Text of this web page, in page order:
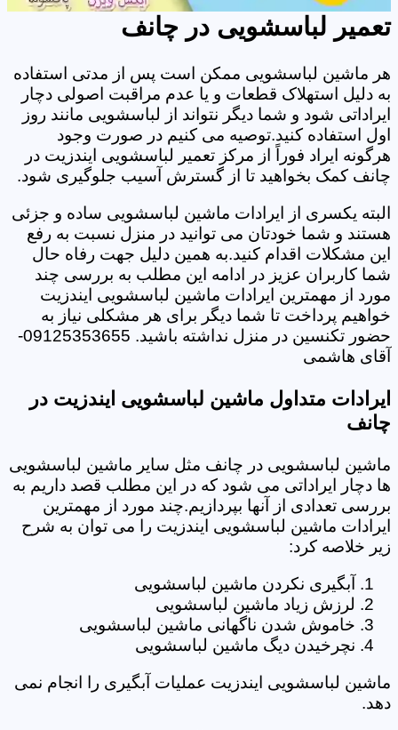
تعمیر لباسشویی در چانف
هر ماشین لباسشویی ممکن است پس از مدتی استفاده
به دلیل استهلاک قطعات و یا عدم مراقبت اصولی دچار
ایراداتی شود و شما دیگر نتواند از لباسشویی مانند روز
اول استفاده کنید.توصیه می کنیم در صورت وجود
هرگونه ایراد فوراً از مرکز تعمیر لباسشویی ایندزیت در
چانف کمک بخواهید تا از گسترش آسیب جلوگیری شود.
البته یکسری از ایرادات ماشین لباسشویی ساده و جزئی
هستند و شما خودتان می توانید در منزل نسبت به رفع
این مشکلات اقدام کنید.به همین دلیل جهت رفاه حال
شما کاربران عزیز در ادامه این مطلب به بررسی چند
مورد از مهمترین ایرادات ماشین لباسشویی ایندزیت
خواهیم پرداخت تا شما دیگر برای هر مشکلی نیاز به
حضور تکنسین در منزل نداشته باشید. 09125353655-
آقای هاشمی
ایرادات متداول ماشین لباسشویی ایندزیت در
چانف
ماشین لباسشویی در چانف مثل سایر ماشین لباسشویی
ها دچار ایراداتی می شود که در این مطلب قصد داریم به
بررسی تعدادی از آنها بپردازیم.چند مورد از مهمترین
ایرادات ماشین لباسشویی ایندزیت را می توان به شرح
زیر خلاصه کرد:
آبگیری نکردن ماشین لباسشویی
لرزش زیاد ماشین لباسشویی
خاموش شدن ناگهانی ماشین لباسشویی
نچرخیدن دیگ ماشین لباسشویی
ماشین لباسشویی ایندزیت عملیات آبگیری را انجام نمی
دهد.